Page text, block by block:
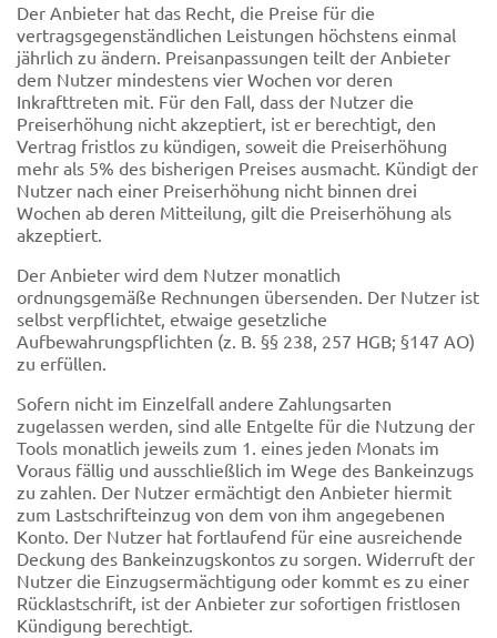
Der Anbieter hat das Recht, die Preise für die
vertragsgegenständlichen Leistungen höchstens einmal
jährlich zu ändern. Preisanpassungen teilt der Anbieter
dem Nutzer mindestens vier Wochen vor deren
Inkrafttreten mit. Für den Fall, dass der Nutzer die
Preiserhöhung nicht akzeptiert, ist er berechtigt, den
Vertrag fristlos zu kündigen, soweit die Preiserhöhung
mehr als 5% des bisherigen Preises ausmacht. Kündigt der
Nutzer nach einer Preiserhöhung nicht binnen drei
Wochen ab deren Mitteilung, gilt die Preiserhöhung als
akzeptiert.
Der Anbieter wird dem Nutzer monatlich
ordnungsgemäße Rechnungen übersenden. Der Nutzer ist
selbst verpflichtet, etwaige gesetzliche
Aufbewahrungspflichten (z. B. §§ 238, 257 HGB; §147 AO)
zu erfüllen.
Sofern nicht im Einzelfall andere Zahlungsarten
zugelassen werden, sind alle Entgelte für die Nutzung der
Tools monatlich jeweils zum 1. eines jeden Monats im
Voraus fällig und ausschließlich im Wege des Bankeinzugs
zu zahlen. Der Nutzer ermächtigt den Anbieter hiermit
zum Lastschrifteinzug von dem von ihm angegebenen
Konto. Der Nutzer hat fortlaufend für eine ausreichende
Deckung des Bankeinzugskontos zu sorgen. Widerruft der
Nutzer die Einzugsermächtigung oder kommt es zu einer
Rücklastschrift, ist der Anbieter zur sofortigen fristlosen
Kündigung berechtigt.